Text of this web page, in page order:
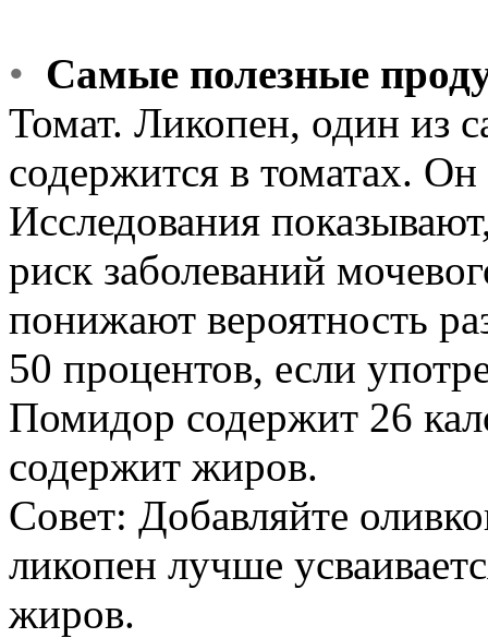
• Самые полезные
Томат. Ликопен, один из
содержится в томатах. Он
Исследования
риск заболеваний
понижают вероятность
50 процентов, если
Помидор содержит 26
содержит жиров.
Совет: Добавляйте
ликопен лучше
жиров.